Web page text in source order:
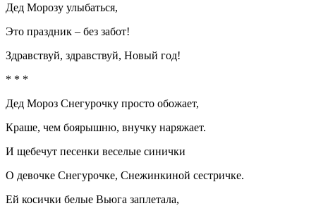
Дед Морозу улыбаться,
Это праздник – без забот!
Здравствуй, здравствуй, Новый год!
* * *
Дед Мороз Снегурочку просто обожает,
Краше, чем боярышню, внучку наряжает.
И щебечут песенки веселые синички
О девочке Снегурочке, Снежинкиной сестричке.
Ей косички белые Вьюга заплетала,